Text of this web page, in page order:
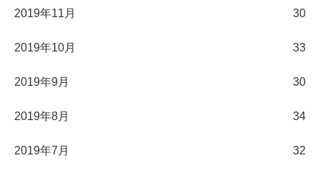
2019年11月 30
2019年10月 33
2019年9月 30
2019年8月 34
2019年7月 32